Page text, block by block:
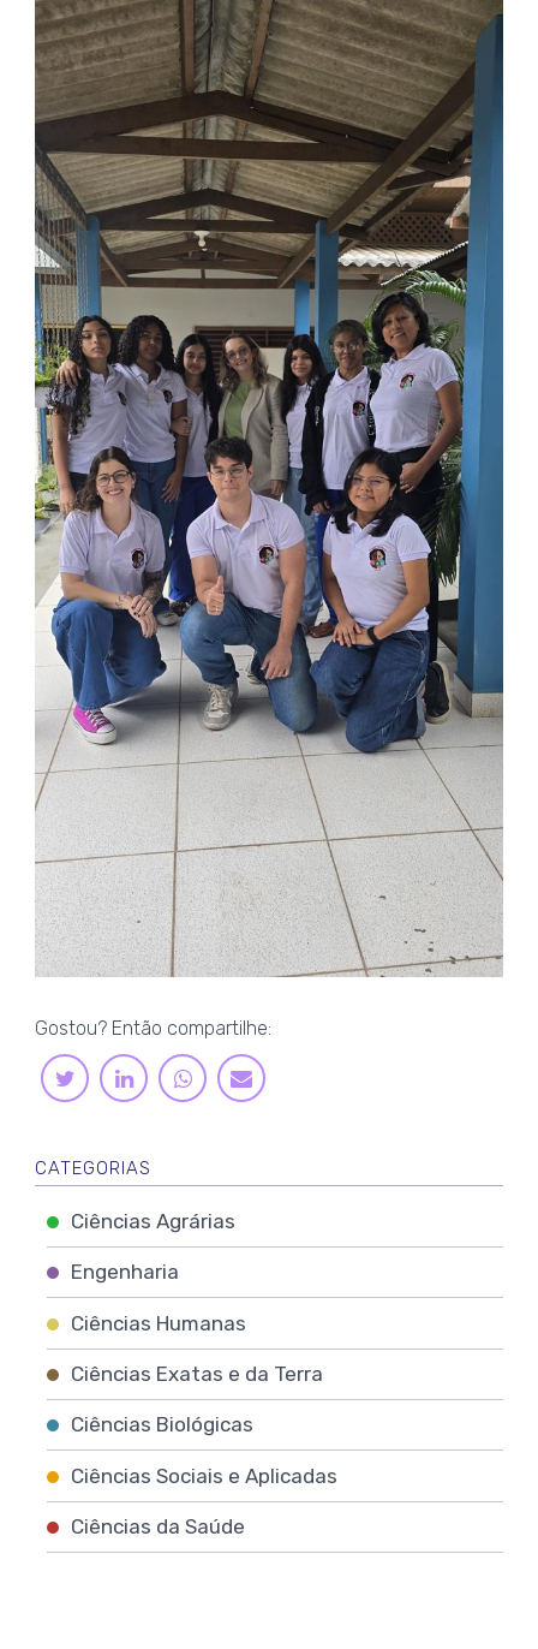
Gostou? Então compartilhe:
TWITTERLINKEDINWHATSAPP
E-
MAIL
CATEGORIAS
Ciências Agrárias
Engenharia
Ciências Humanas
Ciências Exatas e da Terra
Ciências Biológicas
Ciências Sociais e Aplicadas
Ciências da Saúde